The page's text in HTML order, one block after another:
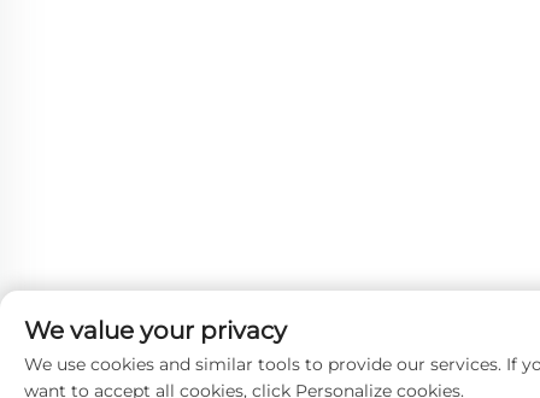
We value your privacy
We use cookies and similar tools to provide our services. If
want to accept all cookies, click Personalize cookies.